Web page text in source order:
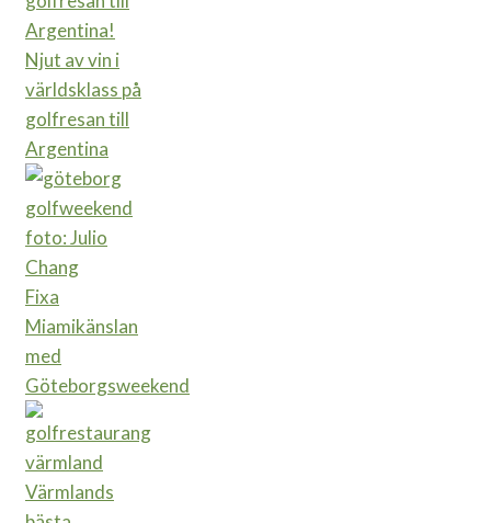
Njut av vin i
världsklass på
golfresan till
Argentina
Fixa
Miamikänslan
med
Göteborgsweekend
Värmlands